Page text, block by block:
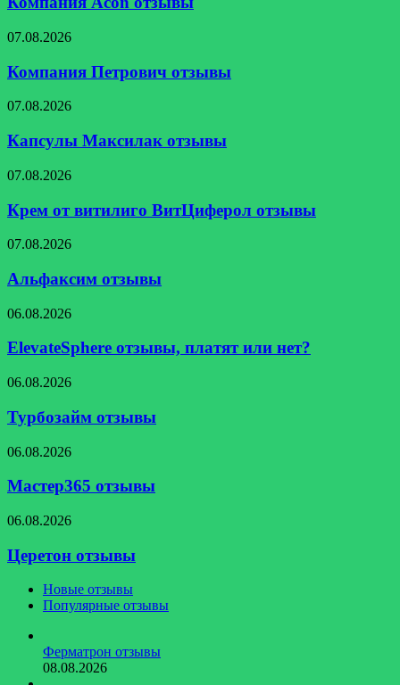
Компания
отзывы
07.08.2026
Компания Петрович отзывы
Капсулы
отзывы
07.08.2026
Капсулы Максилак отзывы
Крем
витилиго
ВитЦиферол
отзывы
07.08.2026
Крем от витилиго ВитЦиферол отзывы
Альфаксим
07.08.2026
Альфаксим отзывы
ElevateSphere
платят
нет?
06.08.2026
ElevateSphere отзывы, платят или нет?
Турбозайм
06.08.2026
Турбозайм отзывы
Мастер365
06.08.2026
Мастер365 отзывы
Церетон
06.08.2026
Церетон отзывы
Новые отзывы
Популярные отзывы
Ферматрон отзывы
08.08.2026